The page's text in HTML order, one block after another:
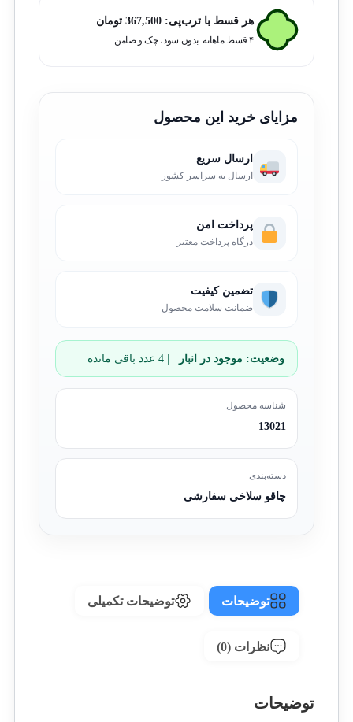
هر قسط با ترب‌پی: 367,500 تومان
۴ قسط ماهانه. بدون سود، چک و ضامن.
مزایای خرید این محصول
ارسال سریع
ارسال به سراسر کشور
پرداخت امن
درگاه پرداخت معتبر
تضمین کیفیت
ضمانت سلامت محصول
وضعیت: موجود در انبار
شناسه محصول
13021
دسته‌بندی
چاقو سلاخی سفارشی
توضیحات توضیحات تکمیلی
نظرات (0)
توضیحات